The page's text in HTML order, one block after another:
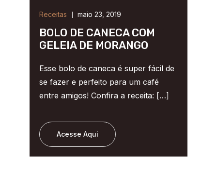
Receitas maio 23, 2019
BOLO DE CANECA COM
GELEIA DE MORANGO
Esse bolo de caneca é super fácil de
se fazer e perfeito para um café
entre amigos! Confira a receita: […]
Acesse Aqui